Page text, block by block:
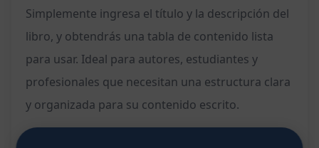
Simplemente ingresa el título y la descripción del
libro, y obtendrás una tabla de contenido lista
para usar. Ideal para autores, estudiantes y
profesionales que necesitan una estructura clara
y organizada para su contenido escrito.